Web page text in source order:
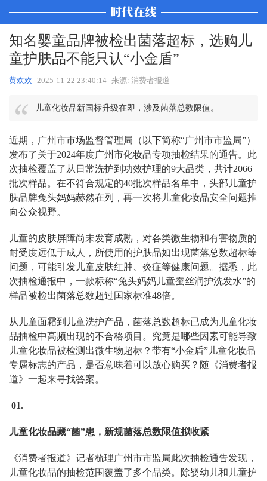
知名婴童品牌被检出菌落超标，选购儿
童护肤品不能只认“小金盾”
黄欢欢 2025-11-22 23:40:14 来源: 消费者报道
儿童化妆品新国标升级在即，涉及菌落总数限值。
近期，广州市市场监督管理局（以下简称“广州市市监局”）
发布了关于2024年度广州市化妆品专项抽检结果的通告。此
次抽检覆盖了从日常洗护到功效护理的9大品类，共计2066
批次样品。在不符合规定的40批次样品名单中，头部儿童护
肤品牌兔头妈妈赫然在列，再一次将儿童化妆品安全问题推
向公众视野。
儿童的皮肤屏障尚未发育成熟，对各类微生物和有害物质的
耐受度远低于成人，所使用的护肤品如出现菌落总数超标等
问题，可能引发儿童皮肤红肿、炎症等健康问题。据悉，此
次抽检通报中，一款标称“兔头妈妈儿童蚕丝润护洗发水”的
样品被检出菌落总数超过国家标准48倍。
从儿童面霜到儿童洗护产品，菌落总数超标已成为儿童化妆
品抽检中高频出现的不合格项目。究竟是哪些因素可能导致
儿童化妆品被检测出微生物超标？带有“小金盾”儿童化妆品
专属标志的产品，是否意味着可以放心购买？随《消费者报
道》一起来寻找答案。
01.
儿童化妆品藏“菌”患，新规菌落总数限值拟收紧
《消费者报道》记者梳理广州市市监局此次抽检通告发现，
儿童化妆品的抽检范围覆盖了多个品类。除婴幼儿和儿童护